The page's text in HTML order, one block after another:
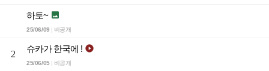
하토~ 
25/06/09 비공개
2
슈카가 한국에 ! 
25/06/05| 비공개